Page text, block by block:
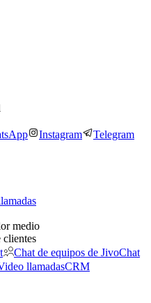
Instagram Telegram
medio
clientes
Chat de equipos de JivoChat
llamadasCRM